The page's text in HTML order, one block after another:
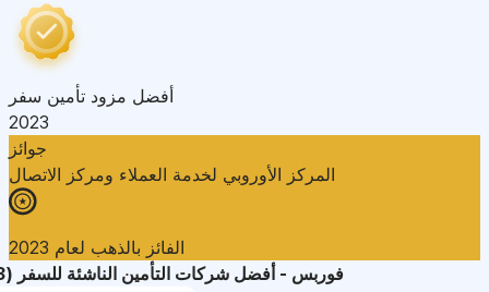
أفضل مزود تأمين سفر
2023
جوائز
المركز الأوروبي لخدمة العملاء ومركز الاتصال
الفائز بالذهب لعام 2023
فوربس - أفضل شركات التأمين الناشئة للسفر (2023)